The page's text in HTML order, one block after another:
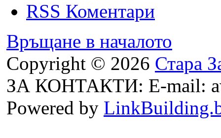
RSS Коментари
Връщане в началото
Copyright © 2026 Стара
ЗА КОНТАКТИ: E-mail:
Powered by